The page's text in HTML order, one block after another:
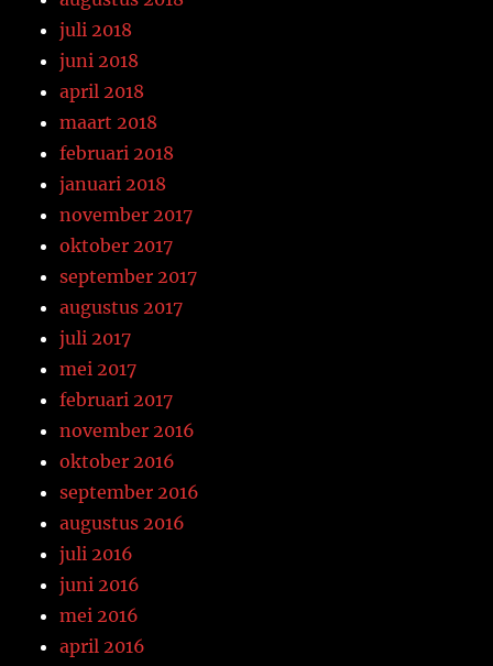
juli 2018
juni 2018
april 2018
maart 2018
februari 2018
januari 2018
november 2017
oktober 2017
september 2017
augustus 2017
juli 2017
mei 2017
februari 2017
november 2016
oktober 2016
september 2016
augustus 2016
juli 2016
juni 2016
mei 2016
april 2016